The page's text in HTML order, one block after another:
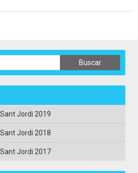
Jordi 2019
Jordi 2018
Sant Jordi 2017